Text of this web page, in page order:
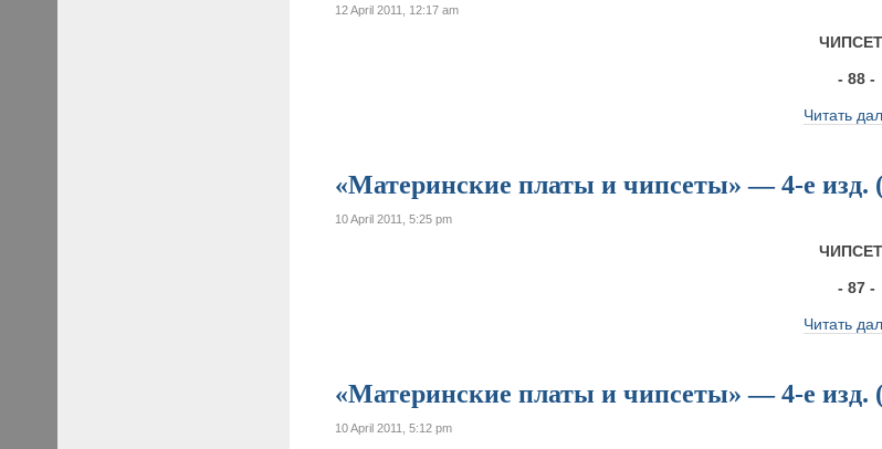
12 April 2011, 12:17 am
- 88 -
Читать
«Материнские платы и чипсеты» — 4-е изд.
10 April 2011, 5:25 pm
- 87 -
Читать
«Материнские платы и чипсеты» — 4-е изд.
10 April 2011, 5:12 pm